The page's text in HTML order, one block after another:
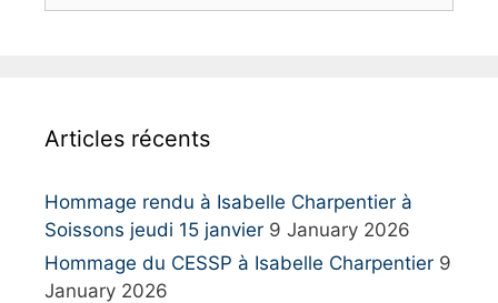
e
f
r
:
Articles récents
Hommage rendu à Isabelle Charpentier à
Soissons jeudi 15 janvier 9 January 2026
Hommage du CESSP à Isabelle Charpentier 9
January 2026